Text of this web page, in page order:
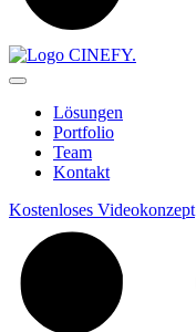
Lösungen
Portfolio
Team
Kontakt
Kostenloses Videokonzept